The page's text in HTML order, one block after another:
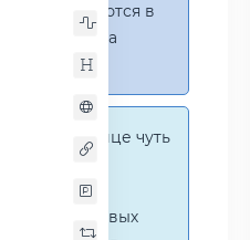
не помещаются в
полоса
этой странице чуть
сравнения
и числовых